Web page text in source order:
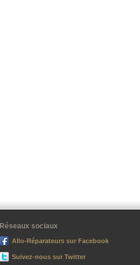
Réseaux sociaux
Allo-Réparateurs sur Facebook
Suivez-nous sur Twitter